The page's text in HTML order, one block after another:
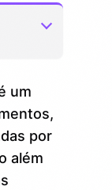
e
um
por
além